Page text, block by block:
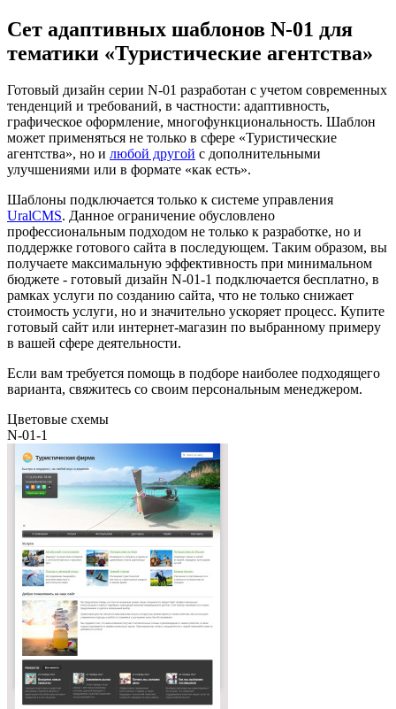
Сет адаптивных шаблонов N-01 для
тематики «Туристические агентства»
Готовый дизайн серии N-01 разработан с учетом современных
тенденций и требований, в частности: адаптивность,
графическое оформление, многофункциональность. Шаблон
может применяться не только в сфере «Туристические
агентства», но и любой другой с дополнительными
улучшениями или в формате «как есть».
Шаблоны подключается только к системе управления
UralCMS. Данное ограничение обусловлено
профессиональным подходом не только к разработке, но и
поддержке готового сайта в последующем. Таким образом, вы
получаете максимальную эффективность при минимальном
бюджете - готовый дизайн N-01-1 подключается бесплатно, в
рамках услуги по созданию сайта, что не только снижает
стоимость услуги, но и значительно ускоряет процесс. Купите
готовый сайт или интернет-магазин по выбранному примеру
в вашей сфере деятельности.
Если вам требуется помощь в подборе наиболее подходящего
варианта, свяжитесь со своим персональным менеджером.
Цветовые схемы
N-01-1